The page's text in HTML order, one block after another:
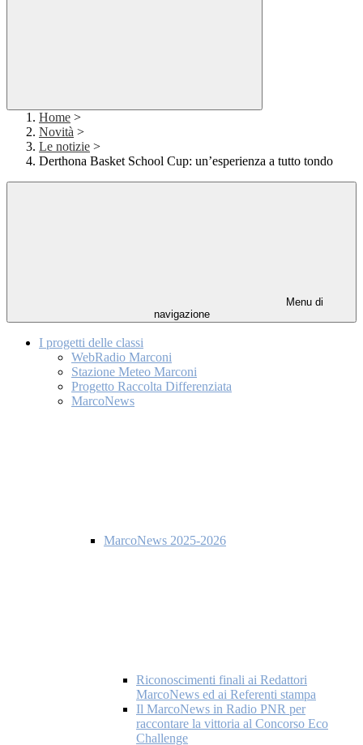
Home >
Novità >
Le notizie >
Derthona Basket School Cup: un’esperienza a tutto tondo
Menu di
navigazione
I progetti delle classi
WebRadio Marconi
Stazione Meteo Marconi
Progetto Raccolta Differenziata
MarcoNews
MarcoNews 2025-2026
Riconoscimenti finali ai Redattori
MarcoNews ed ai Referenti stampa
Il MarcoNews in Radio PNR per
raccontare la vittoria al Concorso Eco
Challenge